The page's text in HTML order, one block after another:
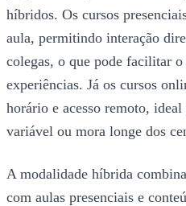
híbridos. Os cursos
aula, permitindo interação
colegas, o que pode facilitar
experiências. Já os cursos
horário e acesso remoto,
variável ou mora longe dos
A modalidade híbrida
com aulas presenciais e